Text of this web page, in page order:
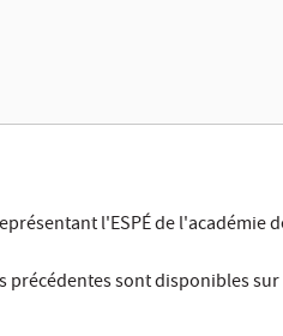
l'ESPÉ de l'académie
sont disponibles sur